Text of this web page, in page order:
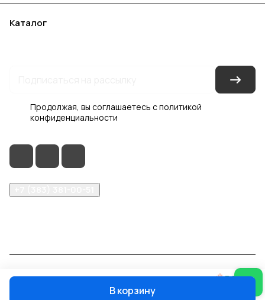
В корзину
Каталог
Продолжая, вы соглашаетесь сполитикой
конфиденциальности
© 2026 Интер-Двери